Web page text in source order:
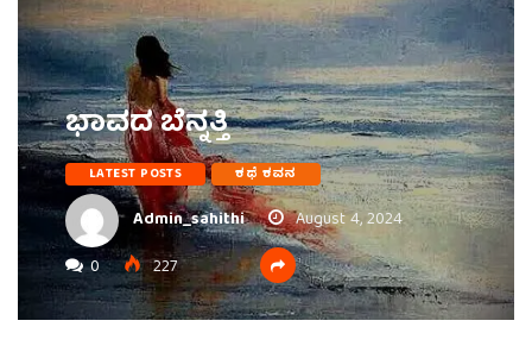
ಭಾವದ ಬೆನ್ನತ್ತಿ
LATEST POSTS ಕಥೆ ಕವನ
Admin_sahithi
August 4, 2024
0
227